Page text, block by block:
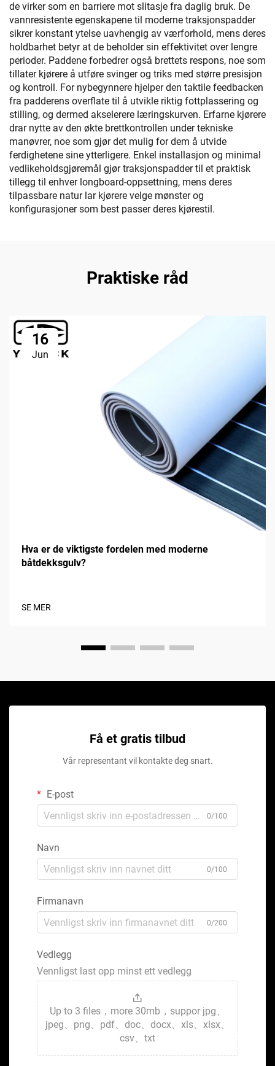
de virker som en barriere mot slitasje fra daglig bruk. De
vannresistente egenskapene til moderne traksjonspadder
sikrer konstant ytelse uavhengig av værforhold, mens deres
holdbarhet betyr at de beholder sin effektivitet over lengre
perioder. Paddene forbedrer også brettets respons, noe som
tillater kjørere å utføre svinger og triks med større presisjon
og kontroll. For nybegynnere hjelper den taktile feedbacken
fra padderens overflate til å utvikle riktig fottplassering og
stilling, og dermed akselerere læringskurven. Erfarne kjørere
drar nytte av den økte brettkontrollen under tekniske
manøvrer, noe som gjør det mulig for dem å utvide
ferdighetene sine ytterligere. Enkel installasjon og minimal
vedlikeholdsgjøremål gjør traksjonspadder til et praktisk
tillegg til enhver longboard-oppsettning, mens deres
tilpassbare natur lar kjørere velge mønster og
konfigurasjoner som best passer deres kjørestil.
Praktiske råd
16
Jun
Hva er de viktigste fordelen med moderne
båtdekksgulv?
SE MER
Få et gratis tilbud
Vår representant vil kontakte deg snart.
E-post
0/100
Navn
0/100
Firmanavn
0/200
Vedlegg
Vennligst last opp minst ett vedlegg
Up to 3 files，more 30mb，suppor jpg、
jpeg、png、pdf、doc、docx、xls、xlsx、
csv、txt